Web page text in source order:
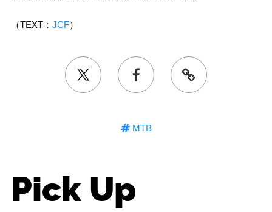
（TEXT： JCF）
MTB
Pick Up